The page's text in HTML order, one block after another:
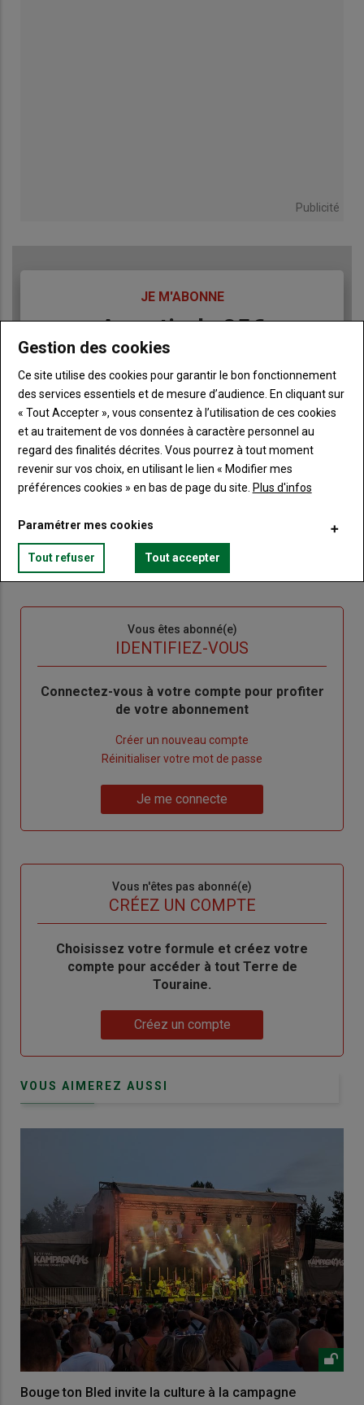
Publicité
JE M'ABONNE
Body A partir de 85€
JE M'ABONNE
Liste
à
puce
Accédez à tous les articles du site Terre de Touraine
Consultez le journal Terre de Touraine au format
numérique, sur tous les supports
Ne manquez aucune information grâce à la
Vous êtes abonné(e)
IDENTIFIEZ-VOUS
Body
Connectez-vous à votre compte pour profiter
de votre abonnement
Créer un nouveau compte
de
Réinitialiser votre mot de passe
me
Je me connecte
Vous n'êtes pas abonné(e)
CRÉEZ UN COMPTE
BodyChoisissez votre formule et créez votre
compte pour accéder à tout Terre de
Touraine.
Créez un compte
VOUS AIMEREZ AUSSI
Bouge ton Bled invite la culture à la campagne
Gestion des cookies
Ce site utilise des cookies pour garantir le bon fonctionnement
des services essentiels et de mesure d’audience. En cliquant sur
« Tout Accepter », vous consentez à l’utilisation de ces cookies
et au traitement de vos données à caractère personnel au
regard des finalités décrites. Vous pourrez à tout moment
revenir sur vos choix, en utilisant le lien « Modifier mes
préférences cookies » en bas de page du site. Plus d'infos
Paramétrer mes cookies
Tout refuser Tout accepter